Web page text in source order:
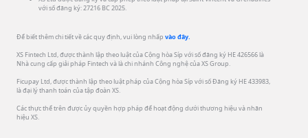
với số đăng ký: 27216 BC 2025.
Để biết thêm chi tiết về các quy định, vui lòng nhấp vào đây.
XS Fintech Ltd, được thành lập theo luật của Cộng hòa Síp với số đăng ký HE 426566 là
Nhà cung cấp giải pháp Fintech và là chi nhánh Công nghệ của XS Group.
Ficupay Ltd, được thành lập theo luật pháp của Cộng hòa Síp với số Đăng ký HE 433983,
là đại lý thanh toán của tập đoàn XS.
Các thực thể trên được ủy quyền hợp pháp để hoạt động dưới thương hiệu và nhãn
hiệu XS.